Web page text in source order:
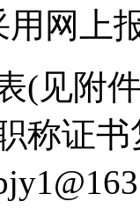
用网上
( 见附
称证